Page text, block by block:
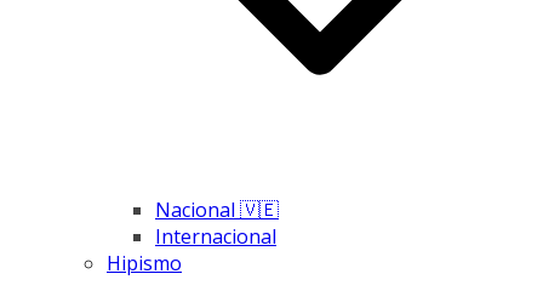
Nacional 🇻🇪
Internacional
Hipismo